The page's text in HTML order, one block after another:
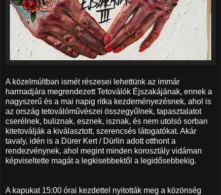
A közelmúltban ismét részesei lehettünk az immár
harmadjára megrendezett Tetoválók Éjszakájának, ennek a
nagyszerű és a mai napig ritka kezdeményezésnek, ahol is
az ország tetoválóművészei összegyűlnek, tapasztalatot
cserélnek, buliznak, esznek, isznak, és nem utolsó sorban
kitetoválják a kiválasztott, szerencsés látogatókat. Akár
tavaly, idén is a Dürer Kert / Dürlin adott otthont a
rendezvénynek, ahol megint minden korosztály vidáman
képviseltette magát a legkisebbektől a legidősebbekig.
A kapukat 15:00 órai kezdettel nyitották meg a közönség